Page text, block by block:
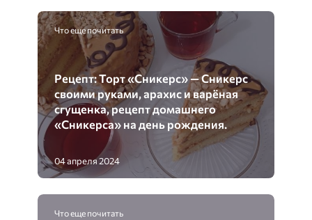
Что еще почитать
Рецепт: Торт «Сникерс» — Сникерс
своими руками, арахис и варёная
сгущенка, рецепт домашнего
«Сникерса» на день рождения.
04 апреля 2024
Что еще почитать